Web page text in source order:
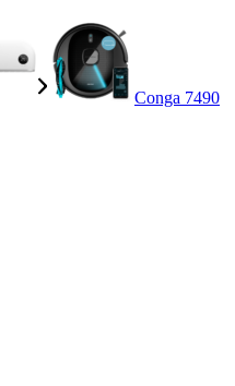
Conga 7490